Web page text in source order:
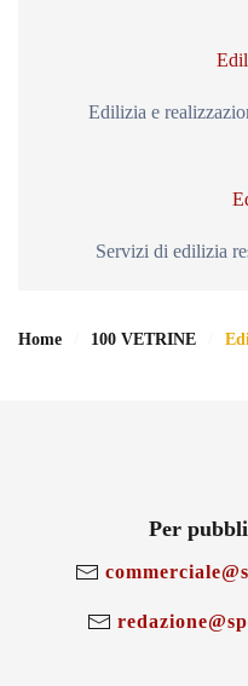
Edilizia e
Servizi di edilizia
Home 100 VETRINE
Per